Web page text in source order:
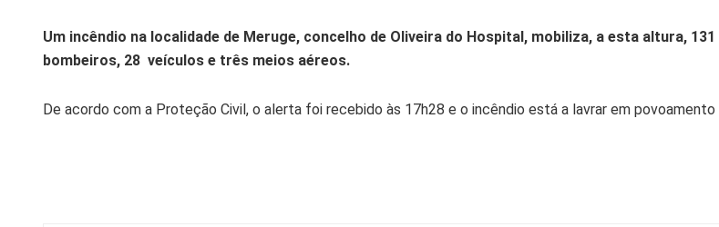
Um incêndio na localidade de Meruge, concelho de Oliveira do Hospital, mobiliza, a esta altura, 131
bombeiros, 28 veículos e três meios aéreos.
De acordo com a Proteção Civil, o alerta foi recebido às 17h28 e o incêndio está a lavrar em